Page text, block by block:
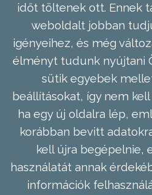
időt töltenek ott. Ennek
weboldalt jobban
igényeihez, és még
élményt tudunk nyújtani
sütik egyebek
beállításokat, így nem
ha egy új oldalra lép,
korábban bevitt
kell újra begépelnie,
használatát annak
információk